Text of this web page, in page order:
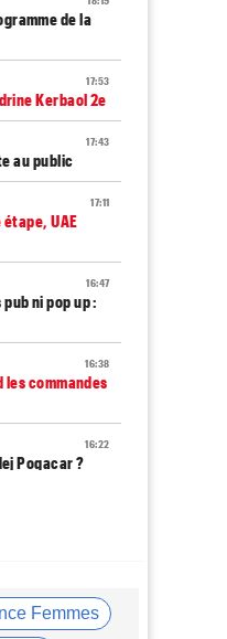
de la
17:53
Kerbaol 2e
17:43
au public
17:11
UAE
16:47
ni pop up :
16:38
les commandes
16:22
Pogacar ?
pour la
Femmes